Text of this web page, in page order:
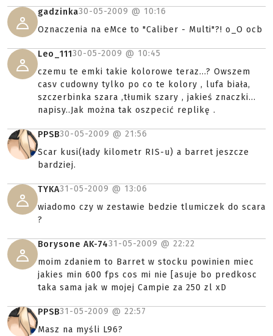
gadzinka30-05-2009 @ 10:16
Oznaczenia na eMce to "Caliber - Multi"?! o_O ocb
Leo_11130-05-2009 @ 10:45
czemu te emki takie kolorowe teraz...? Owszem
casv cudowny tylko po co te kolory , lufa biała,
szczerbinka szara ,tłumik szary , jakieś znaczki...
napisy..Jak można tak oszpecić replikę .
PPSB30-05-2009 @ 21:56
Scar kusi(łady kilometr RIS-u) a barret jeszcze
bardziej.
TYKA31-05-2009 @ 13:06
wiadomo czy w zestawie bedzie tlumiczek do scara
?
Borysone AK-7431-05-2009 @ 22:22
moim zdaniem to Barret w stocku powinien miec
jakies min 600 fps cos mi nie [asuje bo predkosc
taka sama jak w mojej Campie za 250 zl xD
PPSB31-05-2009 @ 22:57
Masz na myśli L96?